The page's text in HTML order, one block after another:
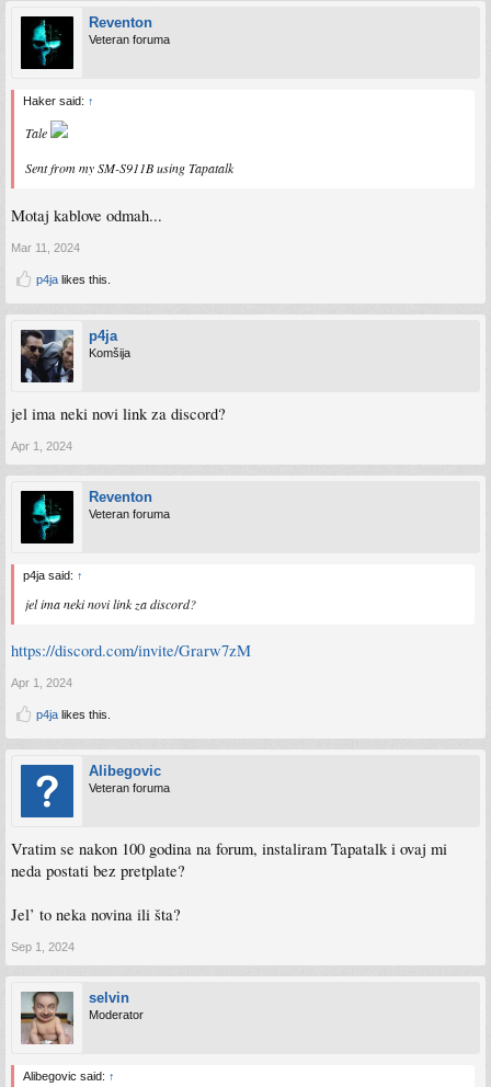
Reventon
Veteran foruma
Haker said: ↑
Tale
Sent from my SM-S911B using Tapatalk
Motaj kablove odmah...
Mar 11, 2024
p4ja likes this.
p4ja
Komšija
jel ima neki novi link za discord?
Apr 1, 2024
Reventon
Veteran foruma
p4ja said: ↑
jel ima neki novi link za discord?
https://discord.com/invite/Grarw7zM
Apr 1, 2024
p4ja likes this.
Alibegovic
Veteran foruma
Vratim se nakon 100 godina na forum, instaliram Tapatalk i ovaj mi
neda postati bez pretplate?
Jel’ to neka novina ili šta?
Sep 1, 2024
selvin
Moderator
Alibegovic said: ↑